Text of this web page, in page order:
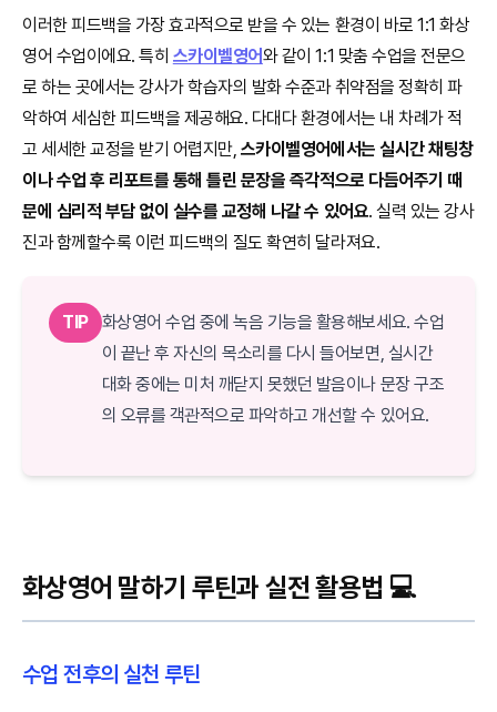
이러한 피드백을 가장 효과적으로 받을 수 있는 환경이 바로 1:1 화상
영어 수업이에요. 특히 스카이벨영어와 같이 1:1 맞춤 수업을 전문으
로 하는 곳에서는 강사가 학습자의 발화 수준과 취약점을 정확히 파
악하여 세심한 피드백을 제공해요. 다대다 환경에서는 내 차례가 적
고 세세한 교정을 받기 어렵지만, 스카이벨영어에서는 실시간 채팅창
이나 수업 후 리포트를 통해 틀린 문장을 즉각적으로 다듬어주기 때
문에 심리적 부담 없이 실수를 교정해 나갈 수 있어요. 실력 있는 강사
진과 함께할수록 이런 피드백의 질도 확연히 달라져요.
TIP
화상영어 수업 중에 녹음 기능을 활용해보세요. 수업
이 끝난 후 자신의 목소리를 다시 들어보면, 실시간
대화 중에는 미처 깨닫지 못했던 발음이나 문장 구조
의 오류를 객관적으로 파악하고 개선할 수 있어요.
화상영어 말하기 루틴과 실전 활용법 💻
수업 전후의 실천 루틴